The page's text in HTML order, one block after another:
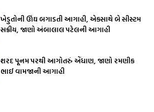
ખેડુતોની ઊંઘ બગાડતી આગાહી, એકસાથે બે સીસ્ટમ
સક્રીય, જાણો અંબાલાલ પટેલની આગાહી
શરદ પૂનમ પરથી આગોતરું એંધાણ, જાણો રમણીક
ભાઈ વામજાની આગાહી